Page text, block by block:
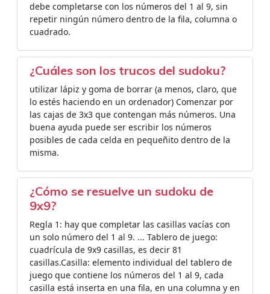
debe completarse con los números del 1 al 9, sin
repetir ningún número dentro de la fila, columna o
cuadrado.
¿Cuáles son los trucos del sudoku?
utilizar lápiz y goma de borrar (a menos, claro, que
lo estés haciendo en un ordenador) Comenzar por
las cajas de 3x3 que contengan más números. Una
buena ayuda puede ser escribir los números
posibles de cada celda en pequeñito dentro de la
misma.
¿Cómo se resuelve un sudoku de
9x9?
Regla 1: hay que completar las casillas vacías con
un solo número del 1 al 9. ... Tablero de juego:
cuadrícula de 9x9 casillas, es decir 81
casillas.Casilla: elemento individual del tablero de
juego que contiene los números del 1 al 9, cada
casilla está inserta en una fila, en una columna y en